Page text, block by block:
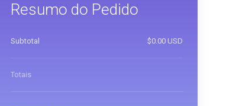
Resumo do Pedido
Subtotal $0.00 USD
Totais